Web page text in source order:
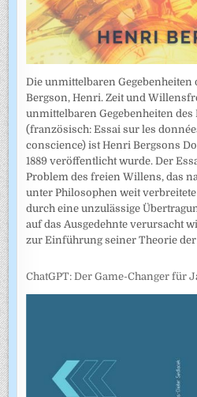
Die unmittelbaren Gegebenheiten
Bergson, Henri. Zeit und
unmittelbaren Gegebenheiten des
(französisch: Essai sur les
conscience) ist Henri Bergsons
1889 veröffentlicht wurde. Der
Problem des freien Willens, das
unter Philosophen weit
durch eine unzulässige
auf das Ausgedehnte verursacht
zur Einführung seiner Theorie der
ChatGPT: Der Game-Changer für